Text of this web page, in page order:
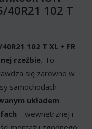
40R21 102 T
102 T XL + FR
rzeźbie. To
się zarówno w
samochodach
układem
– wewnętrznej i